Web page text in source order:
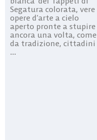
Segatura colorata, vere
opere d’arte a cielo
aperto pronte a stupire
ancora una volta, come
da tradizione, cittadini
...